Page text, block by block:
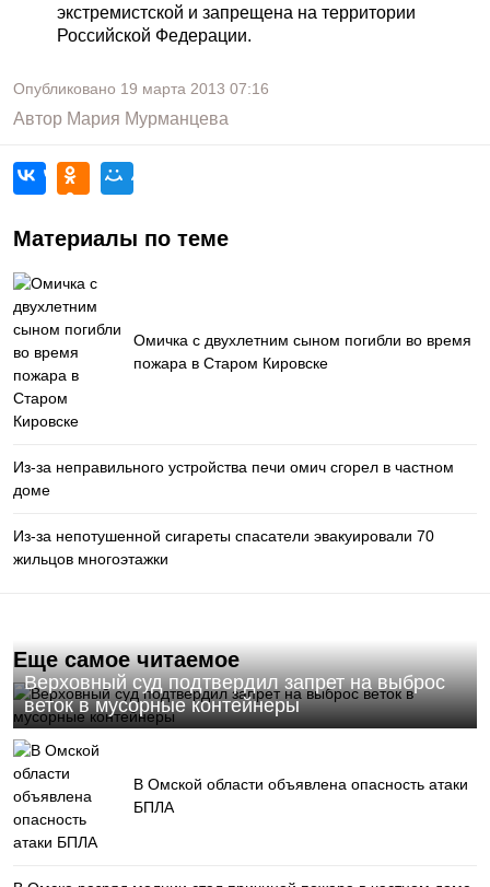
экстремистской и запрещена на территории
Российской Федерации.
Опубликовано 19 марта 2013 07:16
Автор Мария Мурманцева
Материалы по теме
Омичка с двухлетним сыном погибли во время
пожара в Старом Кировске
Из-за неправильного устройства печи омич сгорел в частном
доме
Из-за непотушенной сигареты спасатели эвакуировали 70
жильцов многоэтажки
Еще самое читаемое
Верховный суд подтвердил запрет на выброс
веток в мусорные контейнеры
В Омской области объявлена опасность атаки
БПЛА